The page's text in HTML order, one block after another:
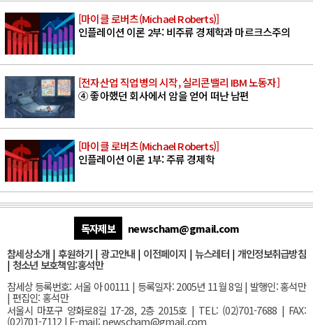
[마이클 로버츠(Michael Roberts)]
인플레이션 이론 2부: 비주류 경제학과 마르크스주의
[전자산업 직업병의 시작, 실리콘밸리 IBM 노동자]
④ 좋아했던 회사에서 암을 얻어 떠난 남편
[마이클 로버츠(Michael Roberts)]
인플레이션 이론 1부: 주류 경제학
독자제보
newscham@gmail.com
참세상소개 | 후원하기 |광고안내 | 이전페이지 | 뉴스레터| 개인정보취급방침
| 청소년 보호책임:홍석만
참세상 등록번호: 서울 아 00111 | 등록일자: 2005년 11월 8일 | 발행인: 홍석만
| 편집인: 홍석만
서울시 마포구 양화로8길 17-28, 2층 2015호| TEL: (02)701-7688 | FAX:
(02)701-7112 | E-mail:newscham@gmail.com